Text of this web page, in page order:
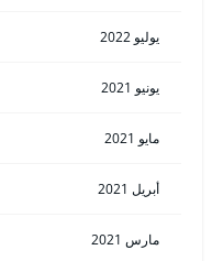
يوليو 2022
يونيو 2021
مايو 2021
أبريل 2021
مارس 2021